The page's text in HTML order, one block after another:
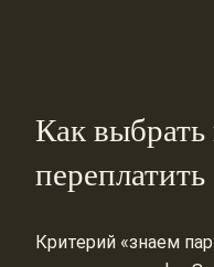
Как выбрать
переплатить
Критерий «знаем